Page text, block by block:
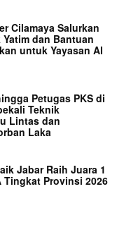
Cilamaya Salurkan
dan Bantuan
untuk Yayasan Al
Petugas PKS di
Teknik
Lintas dan
Laka
Jabar Raih Juara 1
Tingkat Provinsi 2026